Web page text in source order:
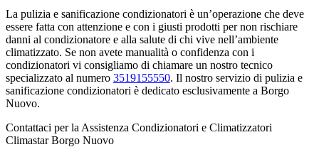
La pulizia e sanificazione condizionatori è un’operazione che deve
essere fatta con attenzione e con i giusti prodotti per non rischiare
danni al condizionatore e alla salute di chi vive nell’ambiente
climatizzato. Se non avete manualità o confidenza con i
condizionatori vi consigliamo di chiamare un nostro tecnico
specializzato al numero 3519155550. Il nostro servizio di pulizia e
sanificazione condizionatori è dedicato esclusivamente a Borgo
Nuovo.
Contattaci per la Assistenza Condizionatori e Climatizzatori
Climastar Borgo Nuovo